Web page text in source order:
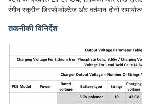
रंगीन स्क्रीन डिस्प्लेःवोल्टेज और वर्तमान दोनों
तकनीकी विनिर्देश